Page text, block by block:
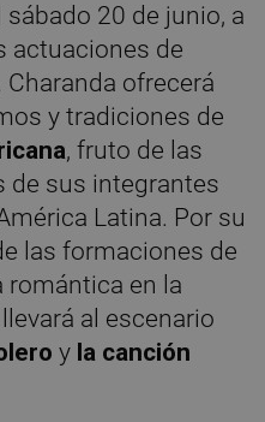
20 de junio, a
actuaciones de
Charanda ofrecerá
y tradiciones de
, fruto de las
de sus integrantes
Latina. Por su
las formaciones de
romántica en la
al escenario
y la canción